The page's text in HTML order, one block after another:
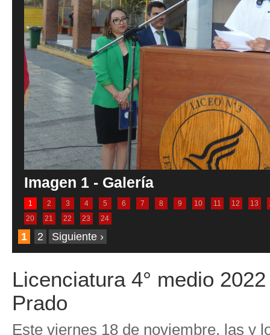
Imagen 1 - Galería
1 2 3 4 5 6 7 8 9 10 11 12 13
20
21 22 23 24
1 2 Siguiente ›
Licenciatura 4° medio
Prado
Este viernes 18 de noviembre, las y